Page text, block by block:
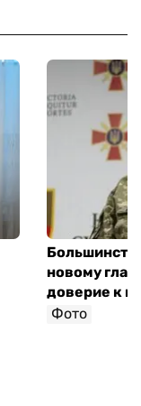
новому
доверие к
Фото